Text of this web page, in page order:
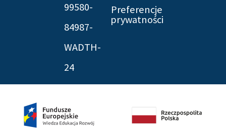
99580-
84987-
WADTH-
24
Preferencje
prywatności